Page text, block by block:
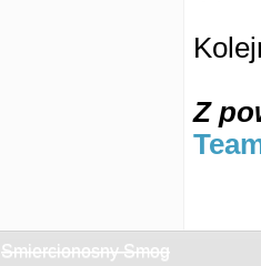
Z
Smiercionosny Smog